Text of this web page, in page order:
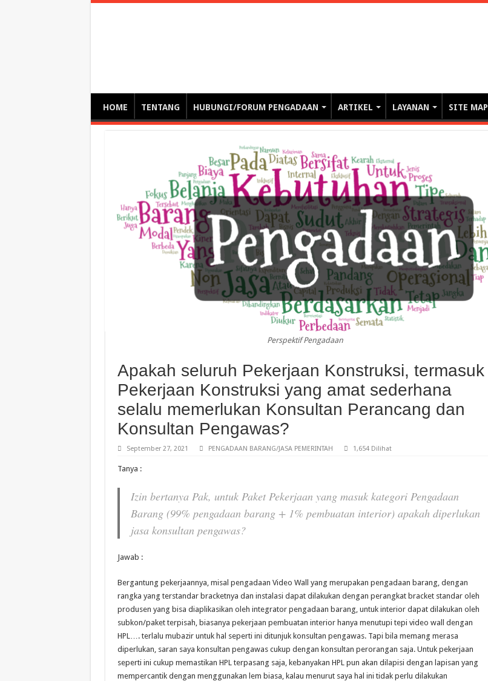
HOME TENTANG HUBUNGI/FORUM PENGADAAN ARTIKEL LAYANAN SITE MAP
Perspektif Pengadaan
Apakah seluruh Pekerjaan Konstruksi, termasuk
Pekerjaan Konstruksi yang amat sederhana
selalu memerlukan Konsultan Perancang dan
Konsultan Pengawas?
September 27, 2021 PENGADAAN BARANG/JASA PEMERINTAH 1,654 Dilihat
Tanya :
Izin bertanya Pak, untuk Paket Pekerjaan yang masuk kategori Pengadaan
Barang (99% pengadaan barang + 1% pembuatan interior) apakah diperlukan
jasa konsultan pengawas?
Jawab :
Bergantung pekerjaannya, misal pengadaan Video Wall yang merupakan pengadaan barang, dengan
rangka yang terstandar bracketnya dan instalasi dapat dilakukan dengan perangkat bracket standar oleh
produsen yang bisa diaplikasikan oleh integrator pengadaan barang, untuk interior dapat dilakukan oleh
subkon/paket terpisah, biasanya pekerjaan pembuatan interior hanya menutupi tepi video wall dengan
HPL…. terlalu mubazir untuk hal seperti ini ditunjuk konsultan pengawas. Tapi bila memang merasa
diperlukan, saran saya konsultan pengawas cukup dengan konsultan perorangan saja. Untuk pekerjaan
seperti ini cukup memastikan HPL terpasang saja, kebanyakan HPL pun akan dilapisi dengan lapisan yang
mempercantik dengan menggunakan lem biasa, kalau menurut saya hal ini tidak perlu dilakukan